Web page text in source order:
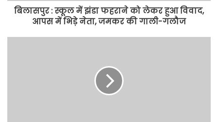
बिलासपुर : स्कूल में झंडा फहराने को लेकर हुआ विवाद,
आपस में भिड़े नेता, जमकर की गाली-गलौज